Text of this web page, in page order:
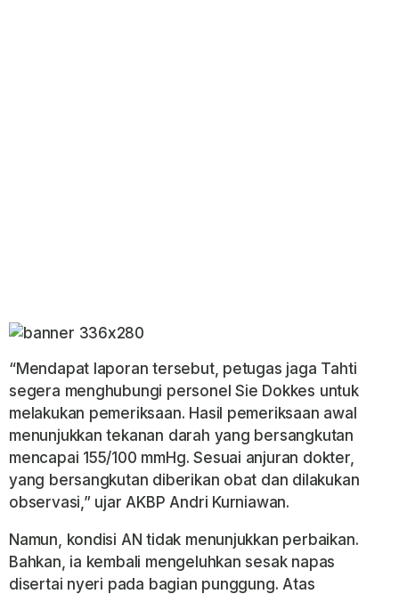
“Mendapat laporan tersebut, petugas jaga Tahti
segera menghubungi personel Sie Dokkes untuk
melakukan pemeriksaan. Hasil pemeriksaan awal
menunjukkan tekanan darah yang bersangkutan
mencapai 155/100 mmHg. Sesuai anjuran dokter,
yang bersangkutan diberikan obat dan dilakukan
observasi,” ujar AKBP Andri Kurniawan.
Namun, kondisi AN tidak menunjukkan perbaikan.
Bahkan, ia kembali mengeluhkan sesak napas
disertai nyeri pada bagian punggung. Atas